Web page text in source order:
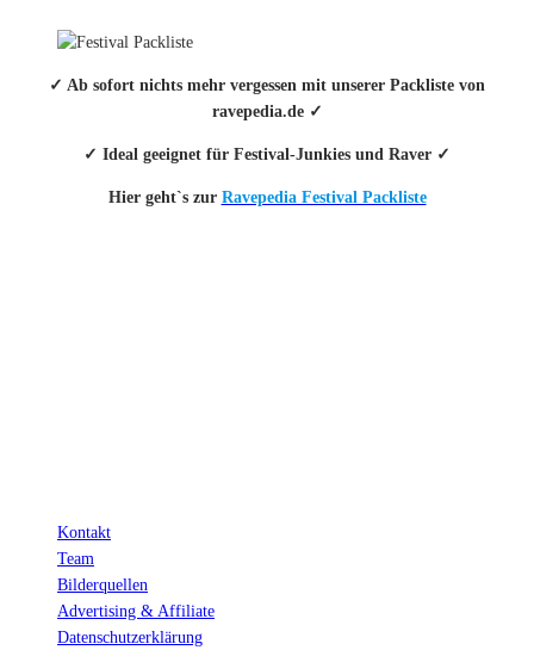
✓ Ab sofort nichts mehr vergessen mit unserer Packliste von
ravepedia.de ✓
✓ Ideal geeignet für Festival-Junkies und Raver ✓
Hier geht`s zur Ravepedia Festival Packliste
Kontakt
Team
Bilderquellen
Advertising & Affiliate
Datenschutzerklärung